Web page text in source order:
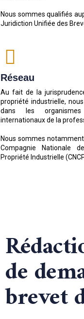
Nous sommes qualifiés
Juridiction Unifiée des
Réseau
Au fait de la
propriété industrielle,
dans les
internationaux de la
Nous sommes
Compagnie Nationale
Propriété Industrielle
de
brevet